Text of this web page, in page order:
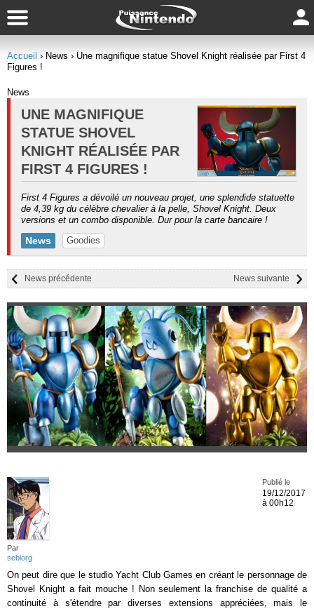
Accueil › News › Une magnifique statue Shovel Knight réalisée par First 4
Figures !
News
UNE MAGNIFIQUE
STATUE SHOVEL
KNIGHT RÉALISÉE PAR
FIRST 4 FIGURES !
First 4 Figures a dévoilé un nouveau projet, une splendide statuette
de 4,39 kg du célèbre chevalier à la pelle, Shovel Knight. Deux
versions et un combo disponible. Dur pour la carte bancaire !
News Goodies
News suivante
News précédente
Par
sebiorg
Publié le
19/12/2017
à 00h12
On peut dire que le studio Yacht Club Games en créant le personnage de
Shovel Knight a fait mouche ! Non seulement la franchise de qualité a
continuité à s'étendre par diverses extensions appréciées, mais le